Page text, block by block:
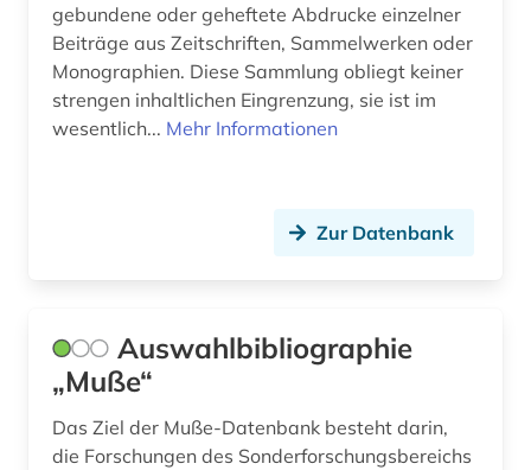
geisteswissenschaften (8)
genealogie (3)
germania sacra (1)
geschichte 1400-1700 (1)
geschichte 1500-1900 (1)
gebundene oder geheftete Abdrucke einzelner
Beiträge aus Zeitschriften, Sammelwerken oder
Monographien. Diese Sammlung obliegt keiner
strengen inhaltlichen Eingrenzung, sie ist im
wesentlich... Mehr Informationen
Zur Datenbank
Auswahlbibliographie
„Muße“
Das Ziel der Muße-Datenbank besteht darin,
die Forschungen des Sonderforschungsbereichs